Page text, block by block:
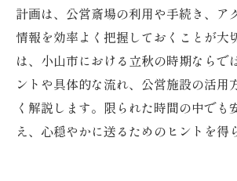
計画は、公営斎場の利用や手続き、ア
情報を効率よく把握しておくことが大
は、小山市における立秋の時期ならで
ントや具体的な流れ、公営施設の活用
く解説します。限られた時間の中でも
え、心穏やかに送るためのヒントを得